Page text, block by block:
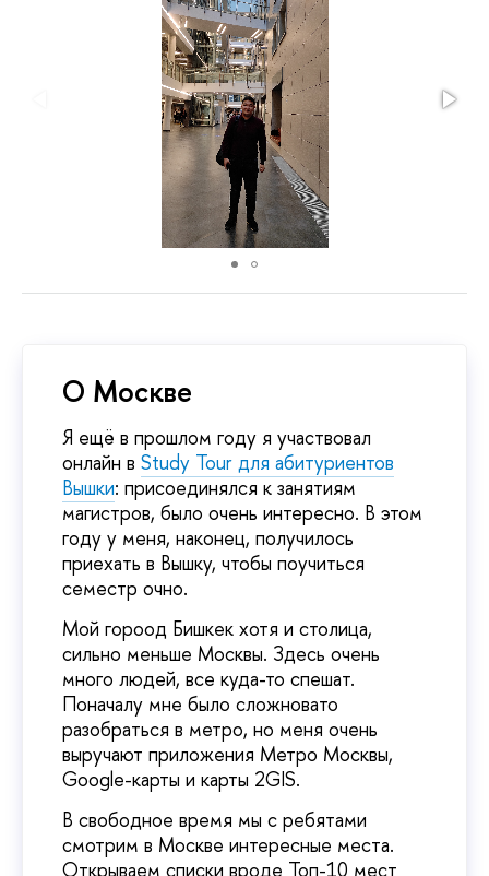
О Москве
Я ещё в прошлом году я участвовал
онлайн в Study Tour для абитуриентов
Вышки: присоединялся к занятиям
магистров, было очень интересно. В этом
году у меня, наконец, получилось
приехать в Вышку, чтобы поучиться
семестр очно.
Мой гороод Бишкек хотя и столица,
сильно меньше Москвы. Здесь очень
много людей, все куда-то спешат.
Поначалу мне было сложновато
разобраться в метро, но меня очень
выручают приложения Метро Москвы,
Google-карты и карты 2GIS.
В свободное время мы с ребятами
смотрим в Москве интересные места.
Открываем списки вроде Топ-10 мест